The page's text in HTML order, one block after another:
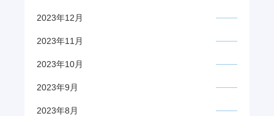
2023年12月
2023年11月
2023年10月
2023年9月
2023年8月